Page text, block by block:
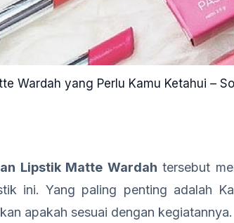
Wardah yang Perlu Kamu Ketahui –
Lipstik Matte Wardah tersebut
ini. Yang paling penting adalah
apakah sesuai dengan kegiatannya.